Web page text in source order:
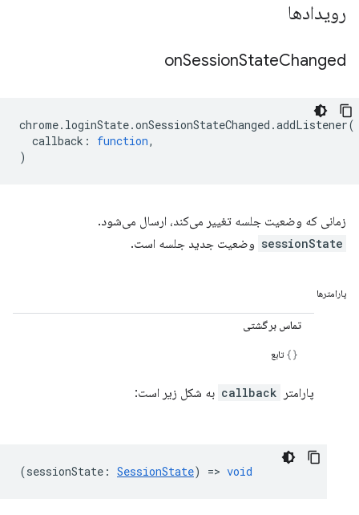
رویدادها
onSessionStateChanged
chrome. loginState.onSessionStateChanged .addListener(
callback : function,
)
زمانی که وضعیت جلسه تغییر می‌کند، ارسال می‌شود.
sessionState وضعیت جدید جلسه است.
پارامترها
تماس برگشتی
تابع
پارامتر callback به شکل زیر است:
(sessionState : SessionState) => void